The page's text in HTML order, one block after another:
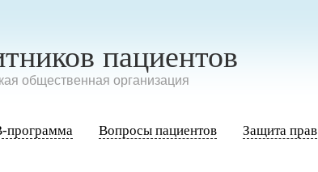
пациентов
общественная организация
программа Вопросы пациентов Защита прав